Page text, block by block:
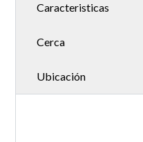
Caracteristicas
Cerca
Ubicación